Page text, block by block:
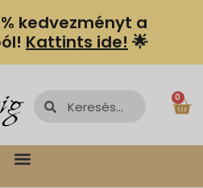
kedvezményt a
Kattints ide! 🌟
0